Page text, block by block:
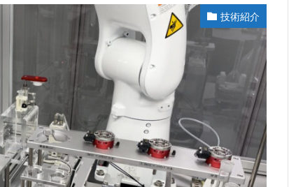
技術紹介
モ、クランクシャフト、ギアボックス
単軸アクチュエータ
SIer インサート オーダーメイト装置
カスタム設計 キーエンス コンタミフリー
ホールピペット ボルテックスミキサー
ョン
ラボDX ラボオートメーション
ラボオー
ーション
力センサー 力覚センサー
検索